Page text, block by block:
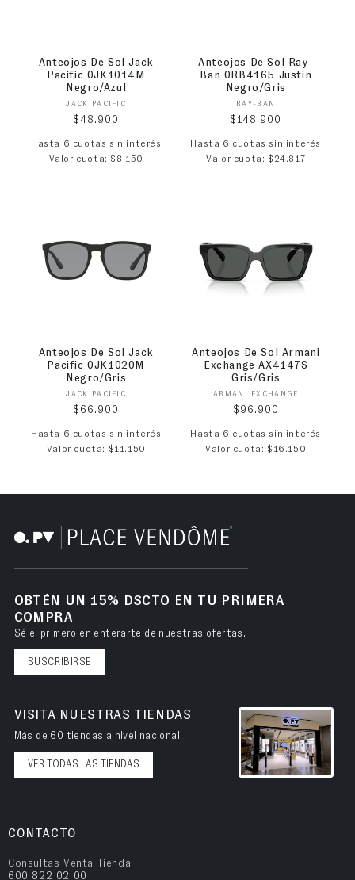
Anteojos De Sol Jack
Pacific 0JK1014M
Negro/Azul
Proveedor:
JACK PACIFIC
Precio habitual
$48.900
Hasta 6 cuotas sin interés
Valor cuota: $8.150
Anteojos De Sol Ray-
Ban 0RB4165 Justin
Negro/Gris
Proveedor:
RAY-BAN
Precio habitual
$148.900
Hasta 6 cuotas sin interés
Valor cuota: $24.817
Anteojos De Sol Jack
Pacific 0JK1020M
Negro/Gris
Proveedor:
JACK PACIFIC
Precio habitual
$66.900
Hasta 6 cuotas sin interés
Valor cuota: $11.150
Anteojos De Sol Armani
Exchange AX4147S
Gris/Gris
Proveedor:
ARMANI EXCHANGE
Precio habitual
$96.900
Hasta 6 cuotas sin interés
Valor cuota: $16.150
OBTÉN UN 15% DSCTO EN TU PRIMERA
COMPRA
Sé el primero en enterarte de nuestras ofertas.
SUSCRIBIRSE
VISITA NUESTRAS TIENDAS
Más de 60 tiendas a nivel nacional.
VER TODAS LAS TIENDAS
CONTACTO
Consultas Venta Tienda:
600 822 02 00